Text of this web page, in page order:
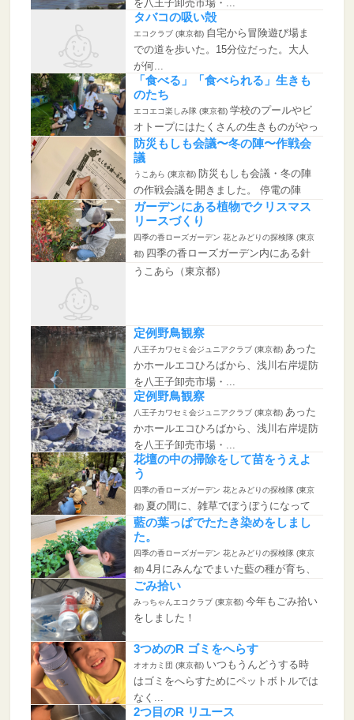
を八王子卸売市場・...
タバコの吸い殻
エコクラブ (東京都) 自宅から冒険遊び場ま
での道を歩いた。15分位だった。大人
が何...
「食べる」「食べられる」生きも
のたち
エコエコ楽しみ隊 (東京都) 学校のプールやビ
オトープにはたくさんの生きものがやっ
てきて棲...
防災もしも会議〜冬の陣〜作戦会
議
うこあら (東京都) 防災もしも会議・冬の陣
の作戦会議を開きました。 停電の陣
「...
ガーデンにある植物でクリスマス
リースづくり
四季の香ローズガーデン 花とみどりの探検隊 (東京
都) 四季の香ローズガーデン内にある針
葉樹を使ってクリスマスリース...
うこあら（東京都）
定例野鳥観察
八王子カワセミ会ジュニアクラブ (東京都) あった
かホールエコひろばから、浅川右岸堤防
を八王子卸売市場・...
定例野鳥観察
八王子カワセミ会ジュニアクラブ (東京都) あった
かホールエコひろばから、浅川右岸堤防
を八王子卸売市場・...
花壇の中の掃除をして苗をうえよ
う
四季の香ローズガーデン 花とみどりの探検隊 (東京
都) 夏の間に、雑草でぼうぼうになって
しまった花壇の草引きをした後...
藍の葉っぱでたたき染めをしまし
た。
四季の香ローズガーデン 花とみどりの探検隊 (東京
都) 4月にみんなでまいた藍の種が育ち、
その葉を使ってハンカチに葉...
ごみ拾い
みっちゃんエコクラブ (東京都) 今年もごみ拾い
をしました！
3つめのR ゴミをへらす
オオカミ団 (東京都) いつもうんどうする時
はゴミをへらすためにペットボトルでは
なく...
2つ目のR リユース